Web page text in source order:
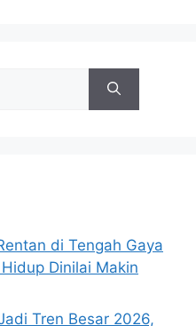
di Tengah Gaya
Dinilai Makin
Tren Besar 2026,